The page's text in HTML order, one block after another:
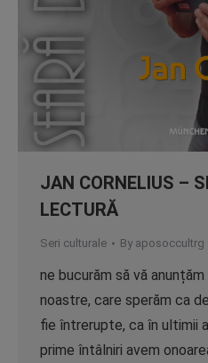
JAN CORNELIUS –
LECTURĂ
Seri culturale By aposoccultrg
ne bucurăm să vă
noastre, care sperăm ca
fie întrerupte, ca în ultimii
prime întâlniri avem